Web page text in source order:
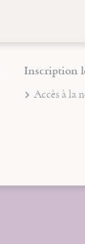
Inscription
Accès à la